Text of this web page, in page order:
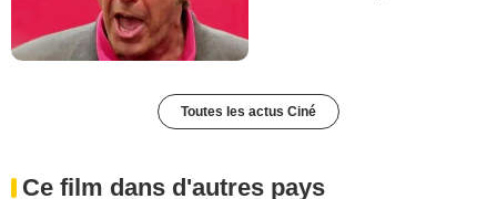
Toutes les actus Ciné
Ce film dans d'autres pays